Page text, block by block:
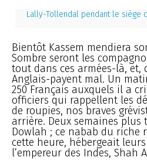
Lally-Tollendal pendant le siège
Bientôt Kassem mendiera
Sombre seront les
tout dans ces armées-là, et,
Anglais-payent mal. Un
250 Français auxquels il a
officiers qui rappellent les
de roupies, nos braves
arrière. Deux semaines
Dowlah ; ce nabab du riche
cette heure, hébergeait
l’empereur des Indes, Shah